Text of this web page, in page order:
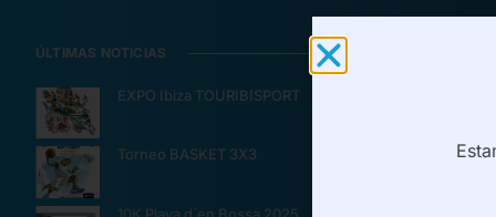
ÚLTIMAS NOTICIAS
EXPO Ibiza TOURIBISPORT
Torneo BASKET 3X3
10K Playa d´en Bossa 2025